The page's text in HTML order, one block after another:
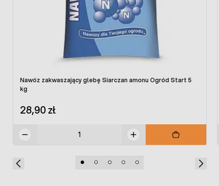
0,5 - 1,5
1,5 - 2,0
Podaną ilość nawozu należy stosować w 2 - 3 dawkach
Nawóz zakwaszający glebę Siarczan amonu Ogród Start 5
kg
28,90 zł